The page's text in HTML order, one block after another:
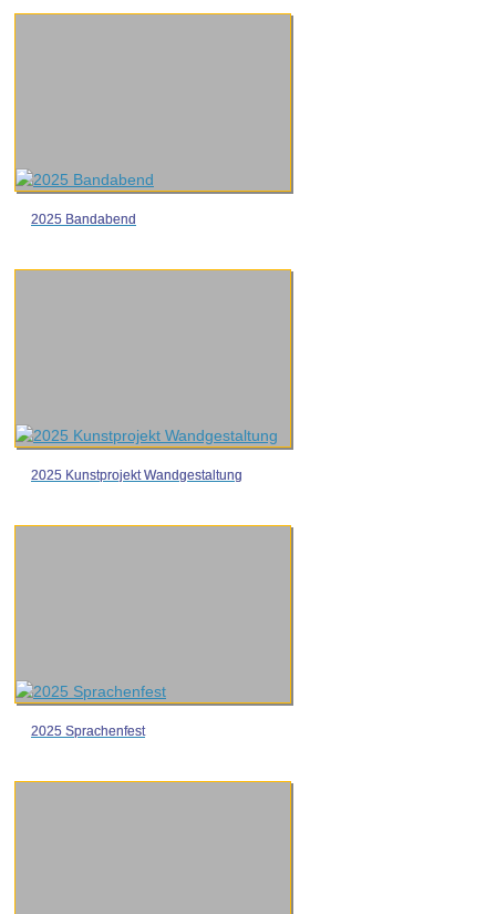
2025 Bandabend
2025 Kunstprojekt Wandgestaltung
2025 Sprachenfest